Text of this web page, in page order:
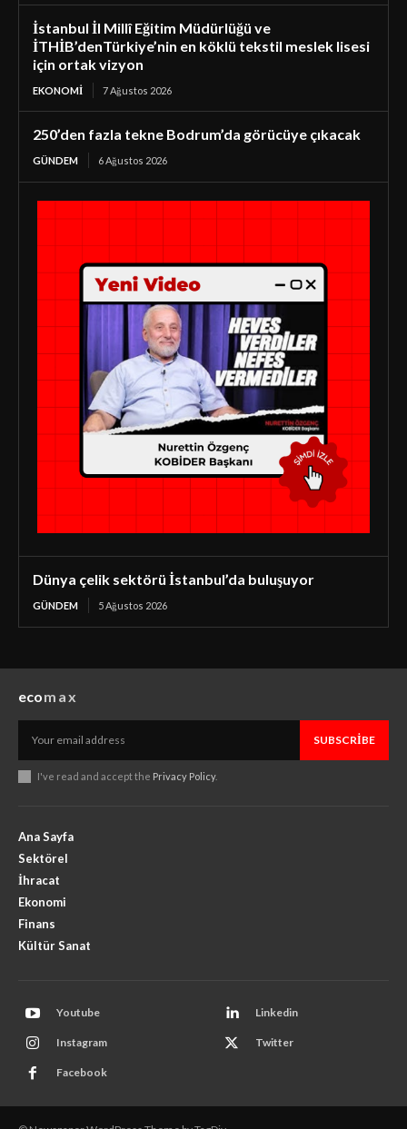
İstanbul İl Millî Eğitim Müdürlüğü ve
İTHİB’denTürkiye’nin en köklü tekstil meslek lisesi
için ortak vizyon
EKONOMI 7 Ağustos 2026
250’den fazla tekne Bodrum’da görücüye çıkacak
GÜNDEM 6 Ağustos 2026
Dünya çelik sektörü İstanbul’da buluşuyor
GÜNDEM 5 Ağustos 2026
ecomax
SUBSCRIBE
I've read and accept the Privacy Policy.
Ana Sayfa
Sektörel
İhracat
Ekonomi
Finans
Kültür Sanat
Youtube Linkedin
Instagram Twitter
Facebook